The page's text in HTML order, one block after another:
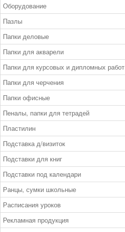
Оборудование
Пазлы
Папки деловые
Папки для акварели
Папки для курсовых и дипломных работ
Папки для черчения
Папки офисные
Пеналы, папки для тетрадей
Пластилин
Подставка д/визиток
Подставки для книг
Подставки под календари
Ранцы, сумки школьные
Расписания уроков
Рекламная продукция